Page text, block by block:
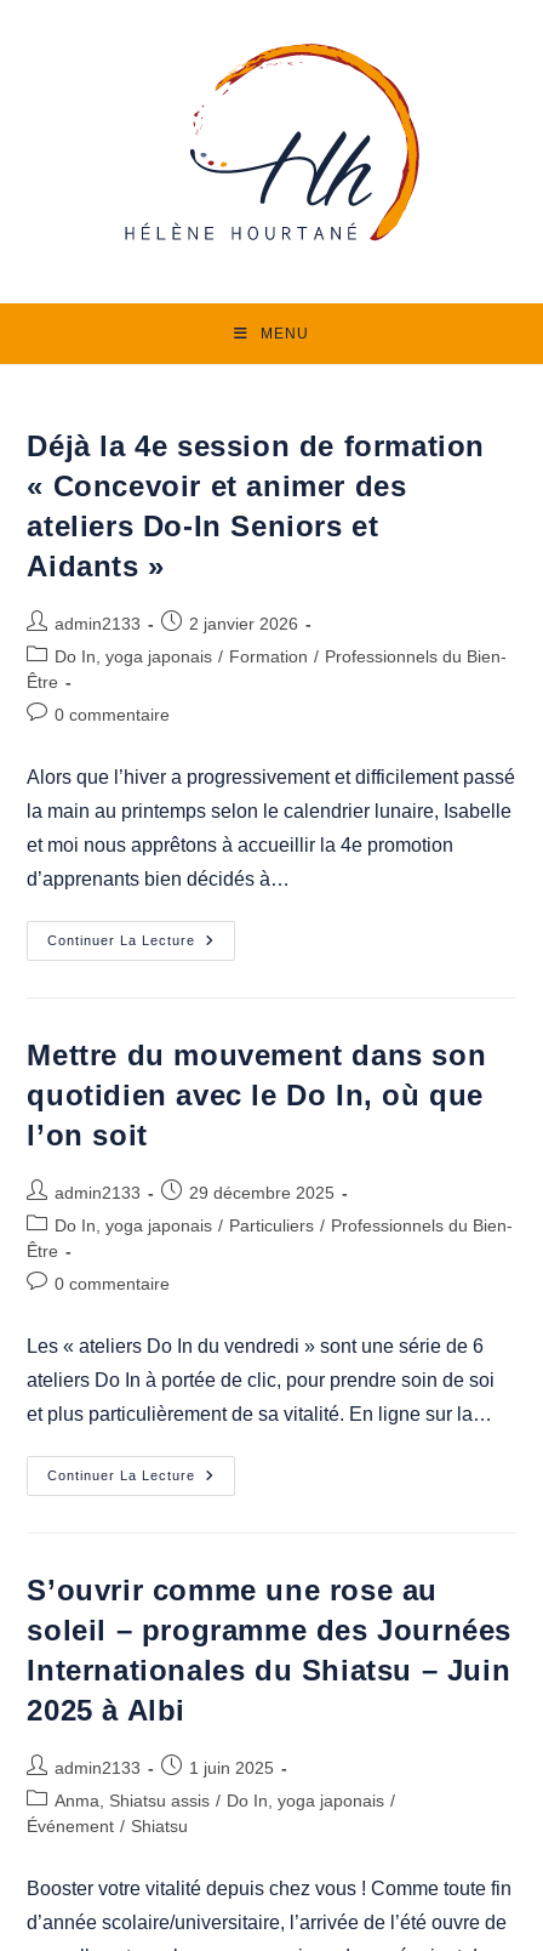
MENU
Déjà la 4e session de formation
« Concevoir et animer des
ateliers Do-In Seniors et
Aidants »
Auteur/autrice
de
la
admin2133
Publication
publiée :
2 janvier 2026
Post
category:
Do In, yoga japonais / Formation / Professionnels du Bien-
Être
Commentaires
publication :
0 commentaire
Alors que l’hiver a progressivement et difficilement passé
la main au printemps selon le calendrier lunaire, Isabelle
et moi nous apprêtons à accueillir la 4e promotion
d’apprenants bien décidés à…
Continuer La Lecture
Déjà
La
Et
Des
Ateliers
Aidants »
Mettre du mouvement dans son
quotidien avec le Do In, où que
l’on soit
Auteur/autrice
de
la
admin2133
Publication
publiée :
29 décembre 2025
Post
category:
Do In, yoga japonais / Particuliers / Professionnels du Bien-
Être
Commentaires
publication :
0 commentaire
Les « ateliers Do In du vendredi » sont une série de 6
ateliers Do In à portée de clic, pour prendre soin de soi
et plus particulièrement de sa vitalité. En ligne sur la…
Continuer La Lecture
Mettre
Du
Le
In,
Où
Que
L’on
S’ouvrir comme une rose au
soleil – programme des Journées
Internationales du Shiatsu – Juin
2025 à Albi
Auteur/autrice
de
la
admin2133
Publication
publiée :
1 juin 2025
Post
category:
Anma, Shiatsu assis / Do In, yoga japonais /
Événement / Shiatsu
Booster votre vitalité depuis chez vous ! Comme toute fin
d’année scolaire/universitaire, l’arrivée de l’été ouvre de